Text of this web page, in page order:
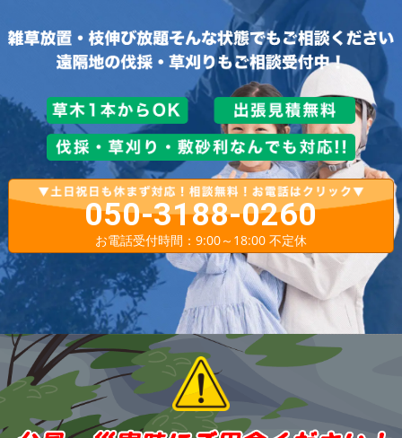
050-3188-0260
お電話受付時間：9:00～18:00 不定休